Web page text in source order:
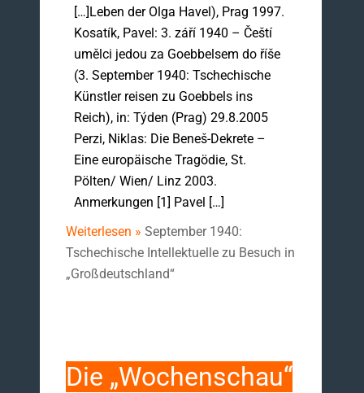
[…]Leben der Olga Havel), Prag 1997.
Kosatík, Pavel: 3. září 1940 – Čeští
umělci jedou za Goebbelsem do říše
(3. September 1940: Tschechische
Künstler reisen zu Goebbels ins
Reich), in: Týden (Prag) 29.8.2005
Perzi, Niklas: Die Beneš-Dekrete –
Eine europäische Tragödie, St.
Pölten/ Wien/ Linz 2003.
Anmerkungen [1] Pavel […]
Weiterlesen » September 1940:
Tschechische Intellektuelle zu Besuch in
„Großdeutschland“
Die „Wochenschau“